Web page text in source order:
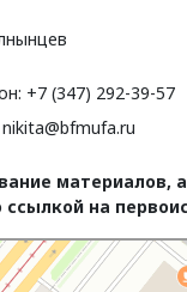
+7 (347) 292-39-57
материалов,
ссылкой на
134/7 — Яндекс